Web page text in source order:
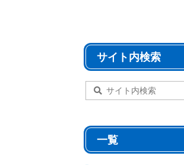
サイト内検索
一覧